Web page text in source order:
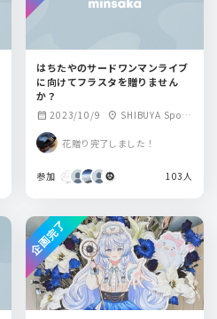
はちたやのサードワンマンライブ
に向けてフラスタを贈りません
か？
calendar_month 2023/10/9 location_on SHIBUYA Spotif
花贈り完了しました！
参加 103人
企画完了